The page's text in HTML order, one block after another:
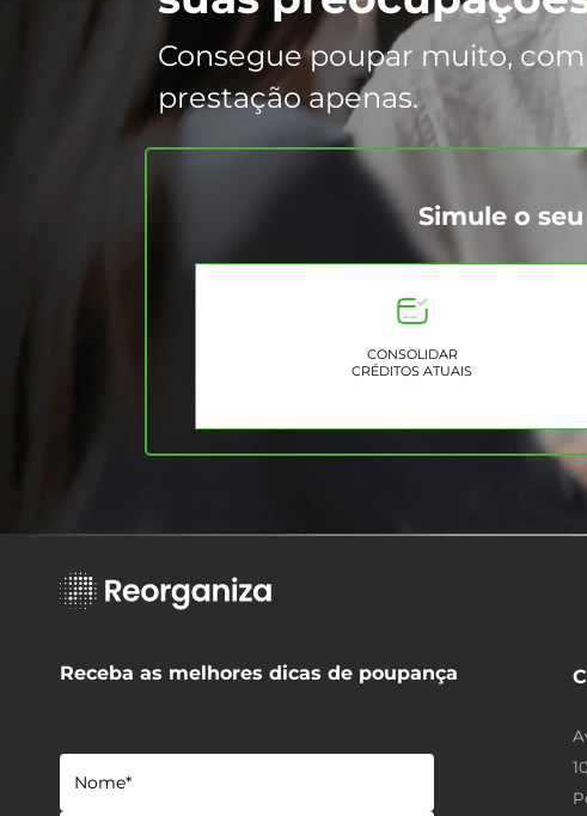
Consegue poupar muito,
prestação apenas.
Simule o
CONSOLIDAR
CRÉDITOS ATUAIS
Receba as melhores dicas de poupança